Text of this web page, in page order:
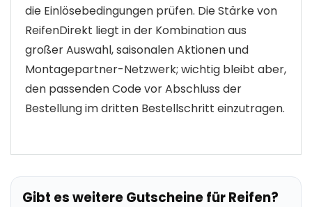
die Einlösebedingungen prüfen. Die Stärke von
ReifenDirekt liegt in der Kombination aus
großer Auswahl, saisonalen Aktionen und
Montagepartner-Netzwerk; wichtig bleibt aber,
den passenden Code vor Abschluss der
Bestellung im dritten Bestellschritt einzutragen.
Gibt es weitere Gutscheine für Reifen?